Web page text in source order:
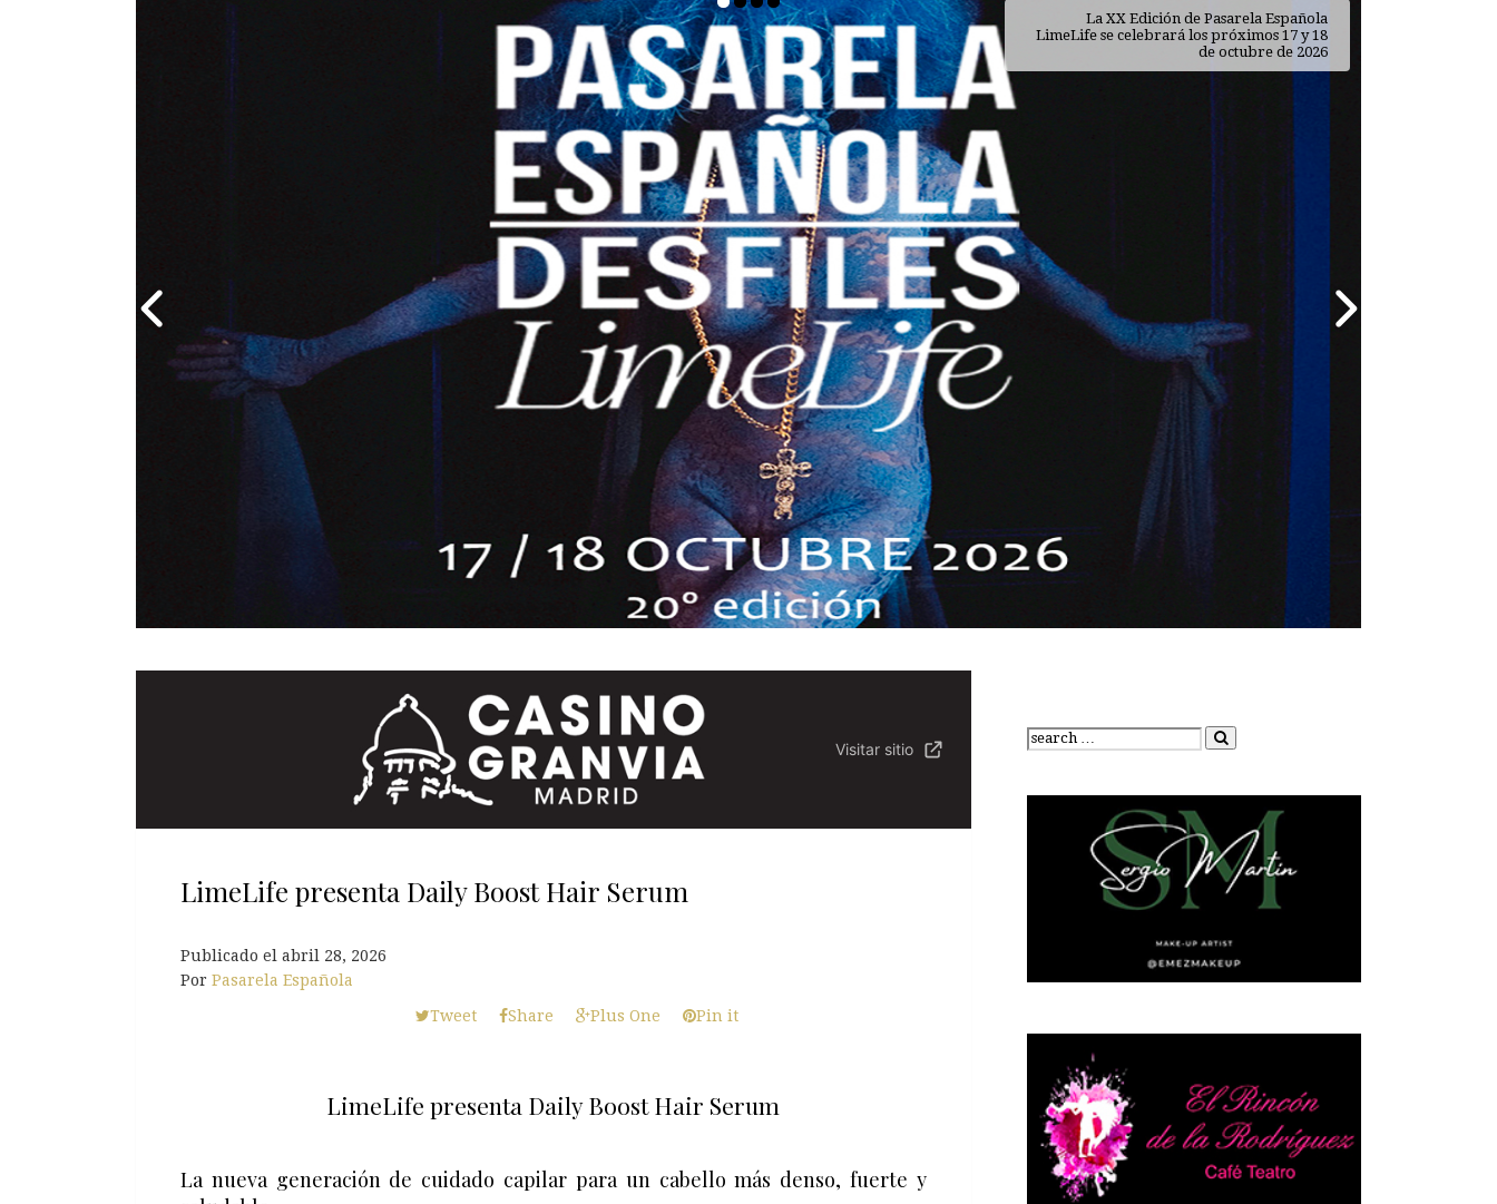
AmazeBox, la forma más emocionante de
descubrir tu rutina de belleza
Visitar sitio
LimeLife presenta Daily Boost Hair Serum
Publicado el abril 28, 2026
Por Pasarela Española
Tweet
Share Plus One Pin it
LimeLife presenta Daily Boost Hair Serum
La nueva generación de cuidado capilar para un cabello más denso, fuerte y